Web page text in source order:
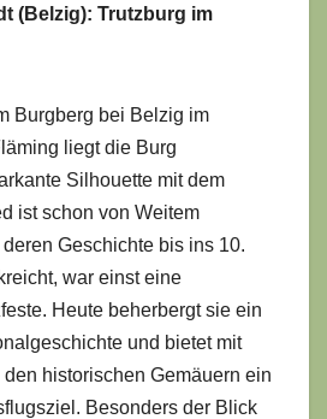
(Belzig): Trutzburg im
Burgberg bei Belzig im
liegt die Burg
Silhouette mit dem
ist schon von Weitem
Geschichte bis ins 10.
war einst eine
Heute beherbergt sie ein
und bietet mit
historischen Gemäuern ein
Besonders der Blick